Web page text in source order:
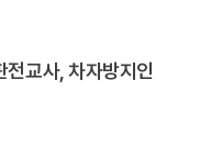
전교사, 차자방지인